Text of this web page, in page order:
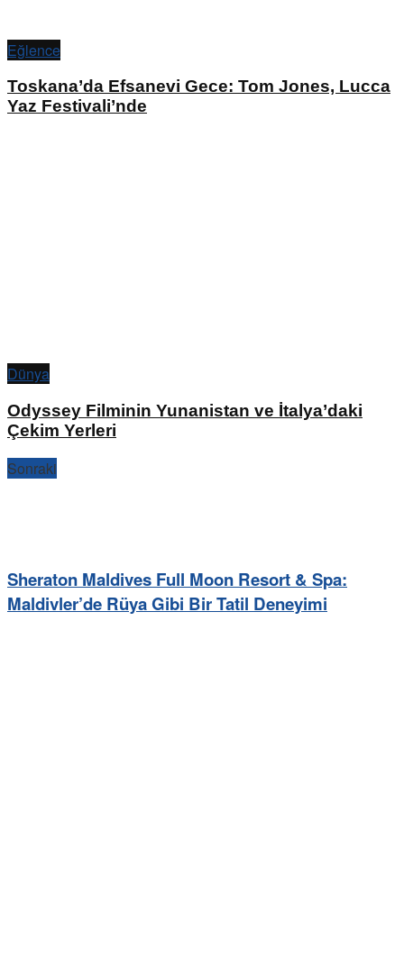
Eğlence
Toskana’da Efsanevi Gece: Tom Jones, Lucca
Yaz Festivali’nde
Dünya
Odyssey Filminin Yunanistan ve İtalya’daki
Çekim Yerleri
Sonraki
Sheraton Maldives Full Moon Resort & Spa:
Maldivler’de Rüya Gibi Bir Tatil Deneyimi